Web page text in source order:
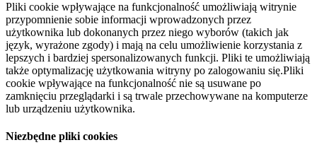
Pliki cookie wpływające na funkcjonalność umożliwiają witrynie
przypomnienie sobie informacji wprowadzonych przez
użytkownika lub dokonanych przez niego wyborów (takich jak
język, wyrażone zgody) i mają na celu umożliwienie korzystania z
lepszych i bardziej spersonalizowanych funkcji. Pliki te umożliwiają
także optymalizację użytkowania witryny po zalogowaniu się.Pliki
cookie wpływające na funkcjonalność nie są usuwane po
zamknięciu przeglądarki i są trwale przechowywane na komputerze
lub urządzeniu użytkownika.
Niezbędne pliki cookies